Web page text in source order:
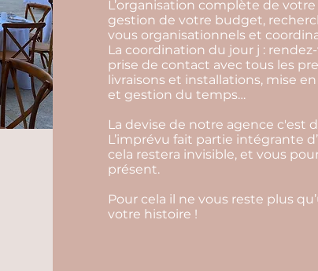
L’organisation complète de
gestion de votre budget,
vous organisationnels et
La coordination du jour j :
prise de contact avec tous les
livraisons et installations, mise
et gestion du temps…
La devise de notre agence c'est
L’imprévu fait partie intégrante
cela restera invisible, et vous
présent.
Pour cela il ne vous reste plus
votre histoire !